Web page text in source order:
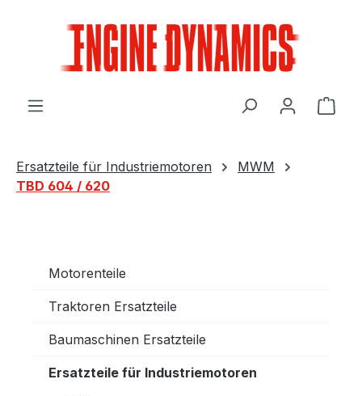
Ersatzteile für Industriemotoren
MWM
TBD 604 / 620
Motorenteile
Traktoren Ersatzteile
Baumaschinen Ersatzteile
Ersatzteile für Industriemotoren